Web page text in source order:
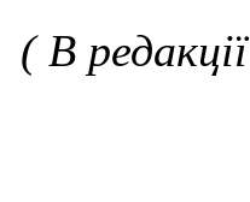
( В